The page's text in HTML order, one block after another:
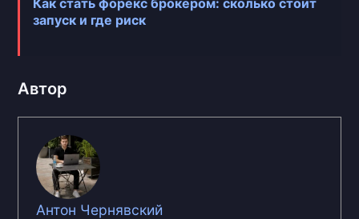
запуск и где риск
Автор
Антон Чернявский